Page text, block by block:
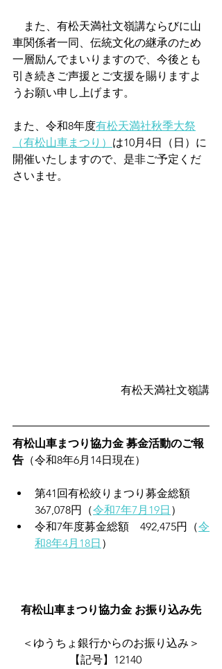
また、有松天満社文嶺講ならびに山
車関係者一同、伝統文化の継承のため
一層励んでまいりますので、今後とも
引き続きご声援とご支援を賜りますよ
うお願い申し上げます。
また、令和8年度有松天満社秋季大祭
（有松山車まつり） は10月4日（日）に
開催いたしますので、是非ご予定くだ
さいませ。
有松天満社文嶺講
有松山車まつり協力金 募金活動のご報
告 （令和8年6月14日現在）
第41回有松絞りまつり募金総額
367,078円（令和7年7月19日 ）
令和7年度募金総額　492,475円（令
和8年4月18日 ）
有松山車まつり協力金 お振り込み先
＜ゆうちょ銀行からのお振り込み＞
【記号】12140